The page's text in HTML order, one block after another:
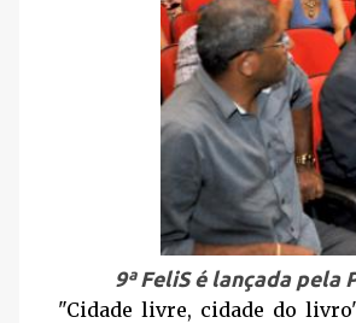
9ª FeliS é lançada
"Cidade livre, cidade do